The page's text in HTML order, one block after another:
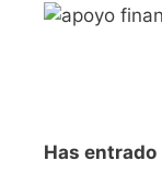
Has entrado